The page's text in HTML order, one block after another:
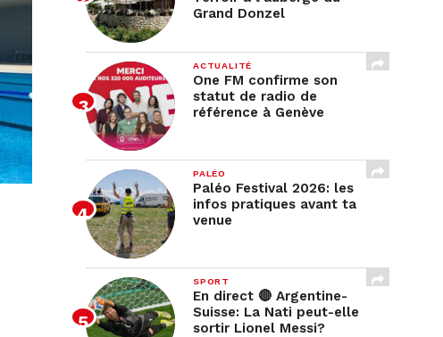
Grand Donzel
ACTUALITÉ
One FM confirme son
statut de radio de
référence à Genève
PALÉO
Paléo Festival 2026: les
infos pratiques avant ta
venue
SPORT
En direct 🔴 Argentine-
Suisse: La Nati peut-elle
sortir Lionel Messi?